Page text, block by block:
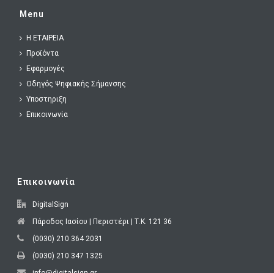
o
o
k
o
n
Menu
H ΕΤΑΙΡΕΙΑ
Προϊόντα
Εφαρμογές
Οδηγός Ψηφιακής Σήμανσης
Υποστηριξη
Επικοινωνία
Επικοινωνία
DigitalSign
Πάροδος Ιασίου | Περιστέρι | Τ.Κ. 121 36
(0030) 210 364 2031
(0030) 210 347 1325